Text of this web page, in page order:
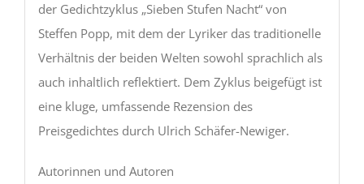
der Gedichtzyklus „Sieben Stufen Nacht“ von
Steffen Popp, mit dem der Lyriker das traditionelle
Verhältnis der beiden Welten sowohl sprachlich als
auch inhaltlich reflektiert. Dem Zyklus beigefügt ist
eine kluge, umfassende Rezension des
Preisgedichtes durch Ulrich Schäfer-Newiger.
Autorinnen und Autoren